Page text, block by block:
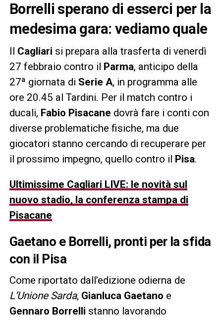
Borrelli sperano di esserci per la
medesima gara: vediamo quale
Il Cagliari si prepara alla trasferta di venerdì
27 febbraio contro il Parma, anticipo della
27ª giornata di Serie A, in programma alle
ore 20.45 al Tardini. Per il match contro i
ducali, Fabio Pisacane dovrà fare i conti con
diverse problematiche fisiche, ma due
giocatori stanno cercando di recuperare per
il prossimo impegno, quello contro il Pisa.
Ultimissime Cagliari LIVE: le novità sul
nuovo stadio, la conferenza stampa di
Pisacane
Gaetano e Borrelli, pronti per la sfida
con il Pisa
Come riportato dall’edizione odierna de
L’Unione Sarda, Gianluca Gaetano e
Gennaro Borrelli stanno lavorando